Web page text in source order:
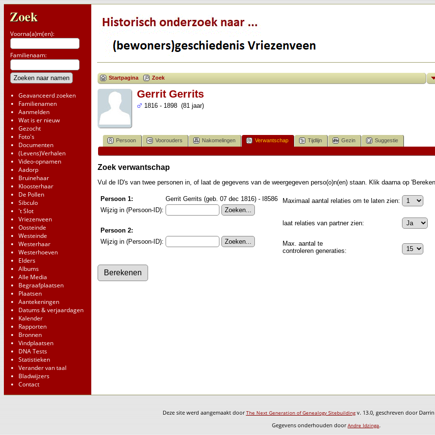
Zoek
Voorna(a)m(en):
Familienaam:
Geavanceerd zoeken
Familienamen
Aanmelden
Wat is er nieuw
Gezocht
Foto's
Documenten
(Levens)Verhalen
Video-opnamen
Aadorp
Bruinehaar
Kloosterhaar
De Pollen
Sibculo
't Slot
Vriezenveen
Oosteinde
Westeinde
Westerhaar
Westerhoeven
Elders
Albums
Alle Media
Begraafplaatsen
Plaatsen
Aantekeningen
Datums & verjaardagen
Kalender
Rapporten
Bronnen
Vindplaatsen
DNA Tests
Statistieken
Verander van taal
Bladwijzers
Contact
Startpagina Zoek
Gerrit Gerrits
1816 - 1898 (81 jaar)
Persoon Voorouders Nakomelingen Verwantschap Tijdlijn Gezin Suggestie
Zoek verwantschap
Vul de ID's van twee personen in, of laat de gegevens van de weergegeven perso(o)n(en) staan. Klik daarna op
Persoon 1:
Gerrit Gerrits (geb. 07 dec 1816) - I8586
Wijzig in (Persoon-ID):
Persoon 2:
Wijzig in (Persoon-ID):
Maximaal aantal relaties om te laten zien:
laat relaties van partner zien:
Max. aantal te
controleren generaties:
Deze site werd aangemaakt doorThe Next Generation of Genealogy Sitebuildingv. 13.0, geschreven door
Gegevens onderhouden doorAndre Idzinga.